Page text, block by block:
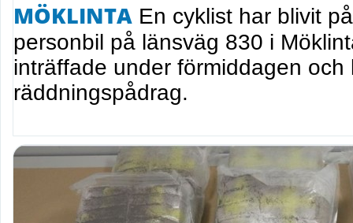
MÖKLINTA En cyklist har blivit
personbil på länsväg 830 i
inträffade under förmiddagen och
räddningspådrag.